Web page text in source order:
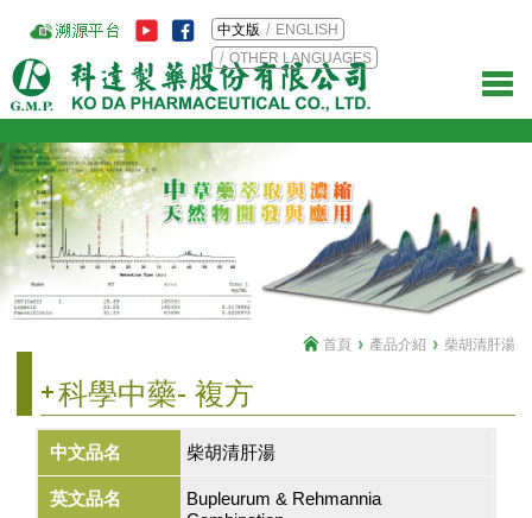
中文版
ENGLISH
OTHER LANGUAGES
科學中藥- 複方
首頁 產品介紹 柴胡清肝湯
中文品名 柴胡清肝湯
英文品名
Bupleurum & Rehmannia